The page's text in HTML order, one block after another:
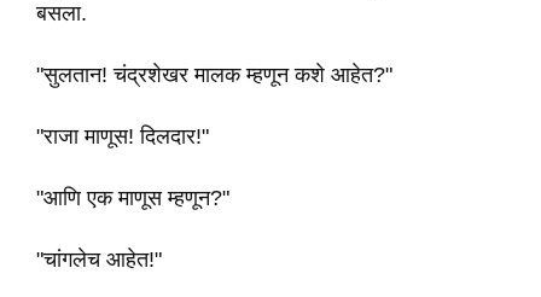
बसला.
"सुलतान! चंद्रशेखर मालक म्हणून कशे आहेत?"
"राजा माणूस! दिलदार!"
"आणि एक माणूस म्हणून?"
"चांगलेच आहेत!"